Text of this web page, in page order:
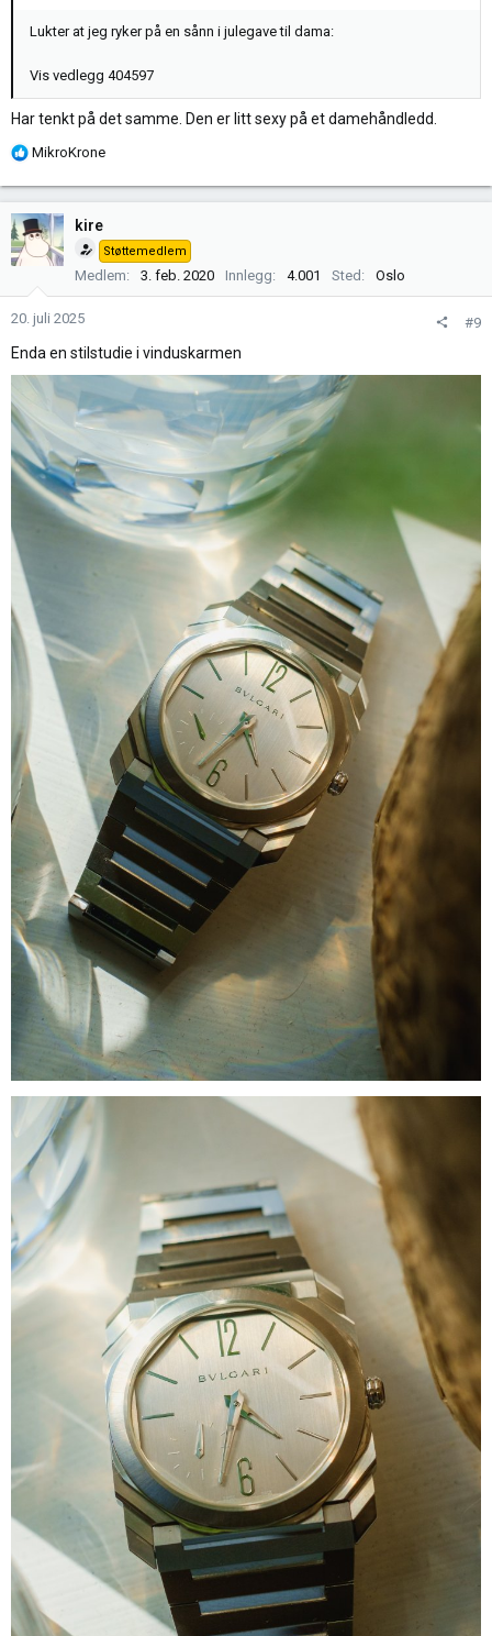
Lukter at jeg ryker på en sånn i julegave til dama:
Vis vedlegg 404597
Har tenkt på det samme. Den er litt sexy på et damehåndledd.
R
k
s
j
e
r
:
MikroKrone
kire
Støttemedlem
Medlem 3. feb. 2020 Innlegg 4.001 Sted Oslo
20. juli 2025 #9
Enda en stilstudie i vinduskarmen